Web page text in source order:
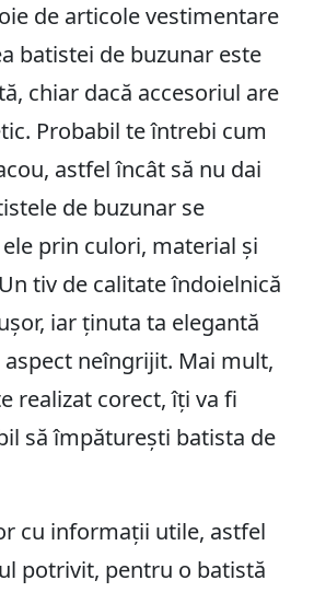
de articole vestimentare
batistei de buzunar este
chiar dacă accesoriul are
Probabil te întrebi cum
astfel încât să nu dai
de buzunar se
prin culori, material și
tiv de calitate îndoielnică
iar ținuta ta elegantă
neîngrijit. Mai mult,
realizat corect, îți va fi
să împăturești batista de
cu informații utile, astfel
potrivit, pentru o batistă